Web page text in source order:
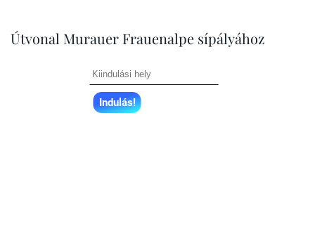
Útvonal Murauer Frauenalpe sípályához
Indulás!